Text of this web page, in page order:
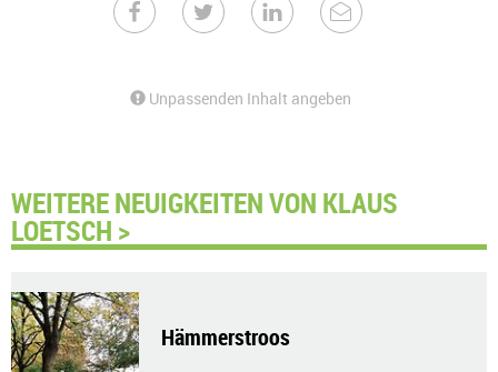
Unpassenden Inhalt angeben
WEITERE NEUIGKEITEN VON KLAUS
LOETSCH >
Hämmerstroos